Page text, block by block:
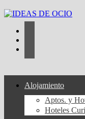
Saltar
al
Alojamiento
Aptos. y
Hoteles